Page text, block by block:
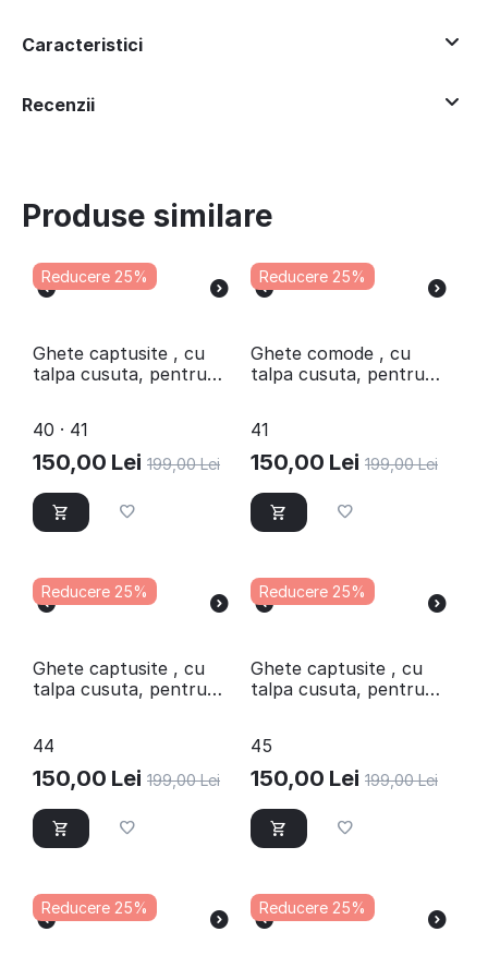
Caracteristici
Recenzii
Produse similare
Reducere 25%
Ghete captusite , cu
talpa cusuta, pentru
MARO/BOX
40 · 41
150,00 Lei 199,00 Lei
Reducere 25%
Ghete comode , cu
talpa cusuta, pentru
COGNAC/2.2/X
41
150,00 Lei 199,00 Lei
Reducere 25%
Ghete captusite , cu
talpa cusuta, pentru
44
150,00 Lei 199,00 Lei
Reducere 25%
Ghete captusite , cu
talpa cusuta, pentru
ALBASTRU/X
45
150,00 Lei 199,00 Lei
Reducere 25% Reducere 25%